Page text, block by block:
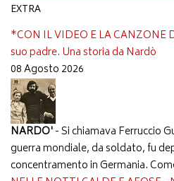
EXTRA
*CON IL VIDEO E LA CANZONE
suo padre. Una storia da Nardò
08 Agosto 2026
NARDO'- Si chiamava Ferruccio
guerra mondiale, da soldato, fu
concentramento in Germania.